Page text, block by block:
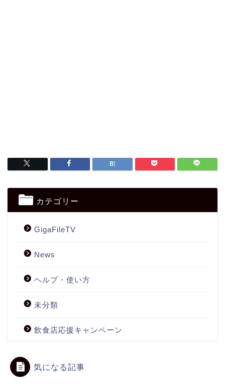
カテゴリー
GigaFileTV
News
ヘルプ・使い方
未分類
飲食店応援キャンペーン
気になる記事